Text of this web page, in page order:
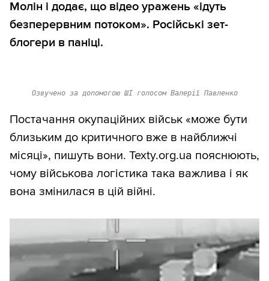
Молін і додає, що відео уражень «ідуть
безперервним потоком». Російські зет-
блогери в паніці.
Озвучено за допомогою ШІ голосом Валерії Павленко
Постачання окупаційних військ «може бути
близьким до критичного вже в найближчі
місяці», пишуть вони. Texty.org.ua пояснюють,
чому військова логістика така важлива і як
вона змінилася в цій війні.